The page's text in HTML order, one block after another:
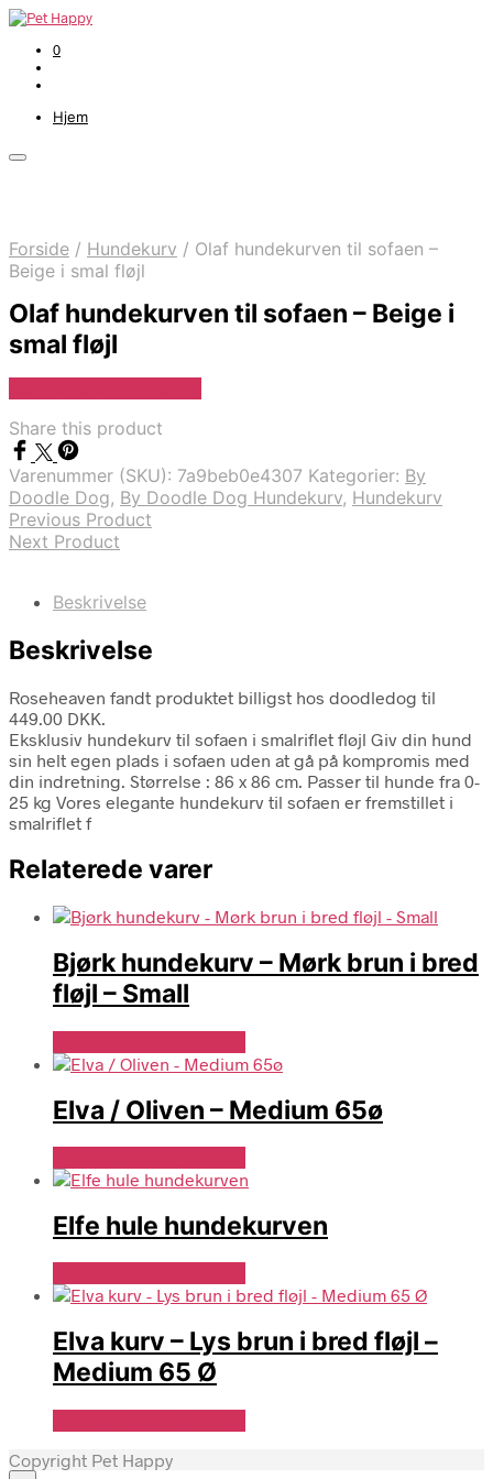
0
Hjem
Forside / Hundekurv / Olaf hundekurven til sofaen –
Beige i smal fløjl
Olaf hundekurven til sofaen – Beige i
smal fløjl
Share this product
Varenummer (SKU): 7a9beb0e4307 Kategorier: By
Doodle Dog, By Doodle Dog Hundekurv, Hundekurv
Previous Product
Next Product
Beskrivelse
Beskrivelse
Roseheaven fandt produktet billigst hos doodledog til
449.00 DKK.
Eksklusiv hundekurv til sofaen i smalriflet fløjl Giv din hund
sin helt egen plads i sofaen uden at gå på kompromis med
din indretning. Størrelse : 86 x 86 cm. Passer til hunde fra 0-
25 kg Vores elegante hundekurv til sofaen er fremstillet i
smalriflet f
Relaterede varer
Bjørk hundekurv – Mørk brun i bred
fløjl – Small
Elva / Oliven – Medium 65ø
Elfe hule hundekurven
Elva kurv – Lys brun i bred fløjl –
Medium 65 Ø
Copyright Pet Happy